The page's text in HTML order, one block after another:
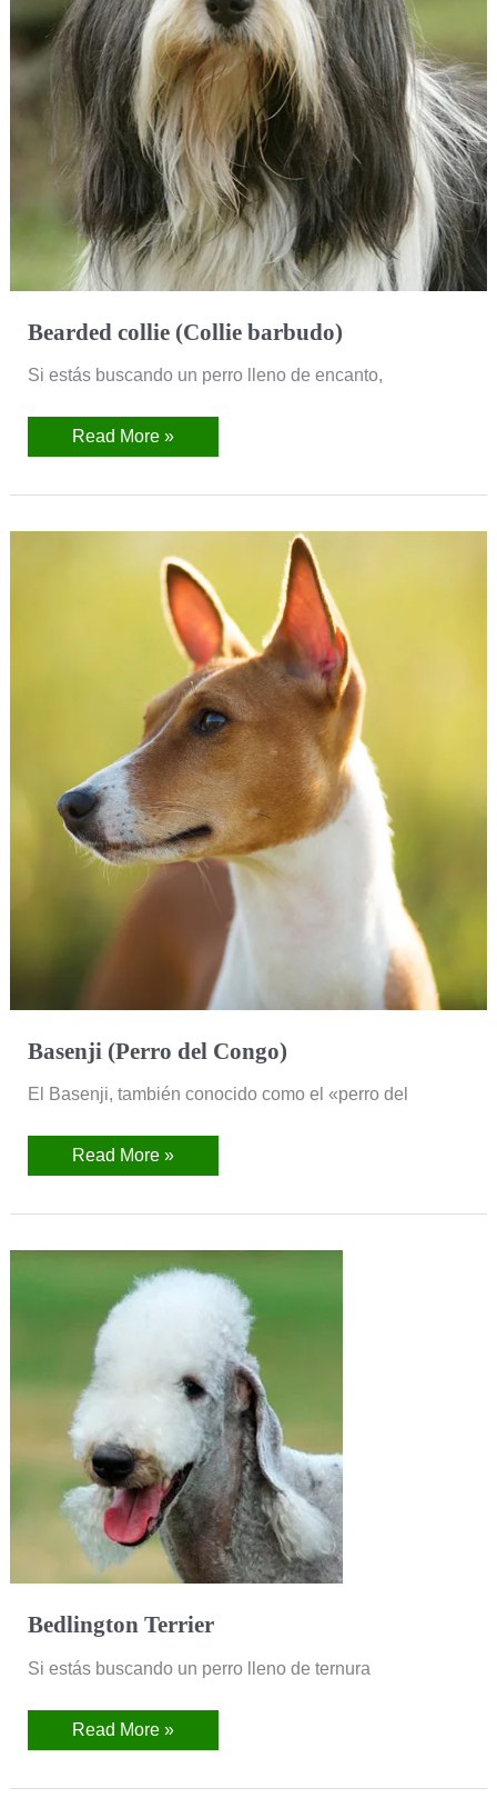
Bearded collie (Collie barbudo)
Si estás buscando un perro lleno de encanto,
Read More »
Basenji (Perro del Congo)
El Basenji, también conocido como el «perro del
Read More »
Bedlington Terrier
Si estás buscando un perro lleno de ternura
Read More »